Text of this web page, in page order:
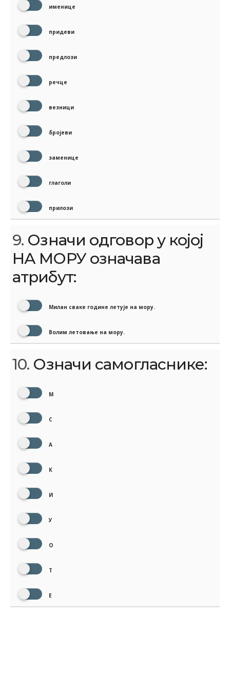
именице
придеви
предлози
речце
везници
бројеви
заменице
глаголи
прилози
9. Означи одговор у којој
НА МОРУ означава
атрибут:
Милан сваке године летује на мору.
Волим летовање на мору.
10. Означи самогласнике:
М
С
А
К
И
У
О
Т
Е